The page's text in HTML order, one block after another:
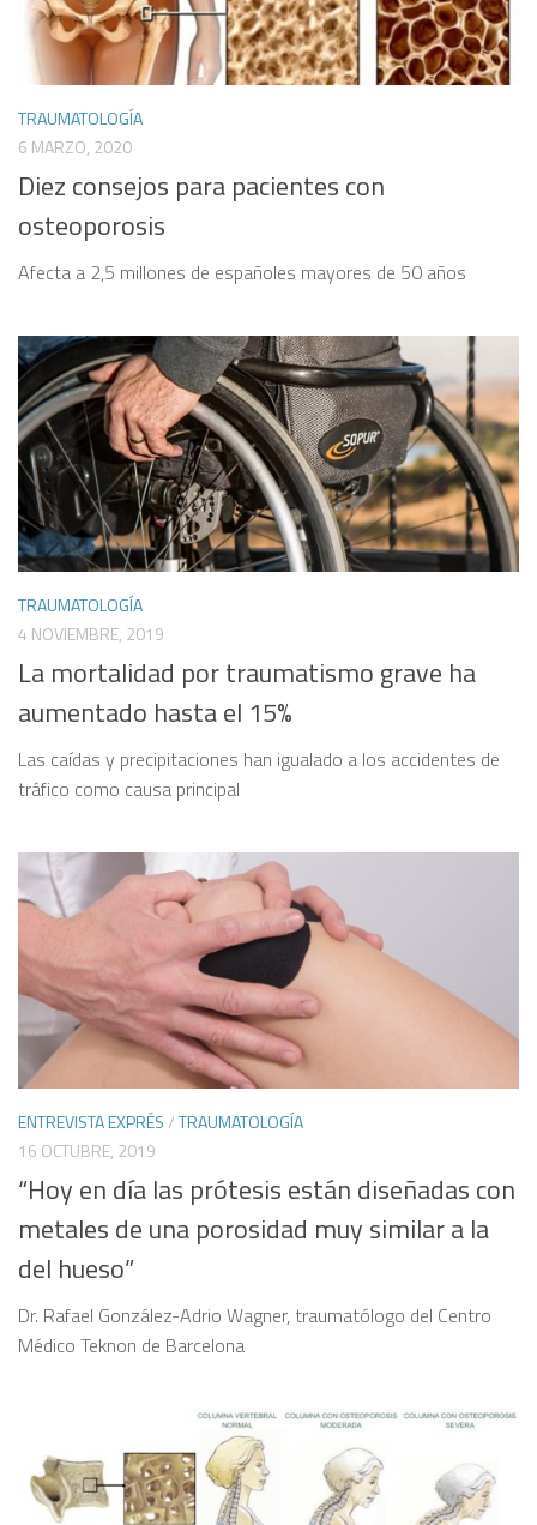
TRAUMATOLOGÍA
6 MARZO, 2020
Diez consejos para pacientes con
osteoporosis
Afecta a 2,5 millones de españoles mayores de 50 años
TRAUMATOLOGÍA
4 NOVIEMBRE, 2019
La mortalidad por traumatismo grave ha
aumentado hasta el 15%
Las caídas y precipitaciones han igualado a los accidentes de
tráfico como causa principal
ENTREVISTA EXPRÉS/TRAUMATOLOGÍA
16 OCTUBRE, 2019
“Hoy en día las prótesis están diseñadas con
metales de una porosidad muy similar a la
del hueso”
Dr. Rafael González-Adrio Wagner, traumatólogo del Centro
Médico Teknon de Barcelona